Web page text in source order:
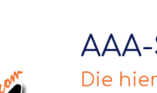
Die